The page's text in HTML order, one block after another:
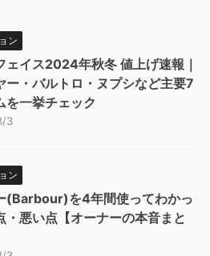
ン
ェイス2024年秋冬 値上げ速報｜
ー・バルトロ・ヌプシなど主要7
を一挙チェック
3
ン
(Barbour)を4年間使ってわかっ
・悪い点【オーナーの本音まと